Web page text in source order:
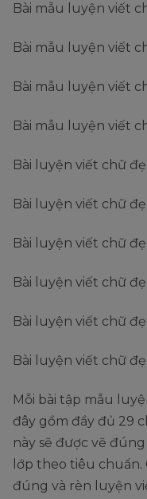
Bài mẫu luyện viết
Bài mẫu luyện viết
Bài mẫu luyện viết
Bài mẫu luyện viết
Bài luyện viết chữ
Bài luyện viết chữ
Bài luyện viết chữ
Bài luyện viết chữ
Bài luyện viết chữ
Bài luyện viết chữ
Mỗi bài tập mẫu
đây gồm đầy đủ 29
này sẽ được vẽ
lớp theo tiêu chuẩn.
đúng và rèn luyện